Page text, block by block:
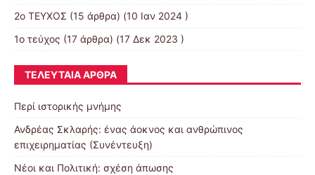
2o TEYXOΣ (15 άρθρα) (10 Ιαν 2024 )
1ο τεύχος (17 άρθρα) (17 Δεκ 2023 )
ΤΕΛΕΥΤΑΊΑ ΆΡΘΡΑ
Περί ιστορικής μνήμης
Ανδρέας Σκλαρής: ένας άοκνος και ανθρώπινος
επιχειρηματίας (Συνέντευξη)
Νέοι και Πολιτική: σχέση άπωσης